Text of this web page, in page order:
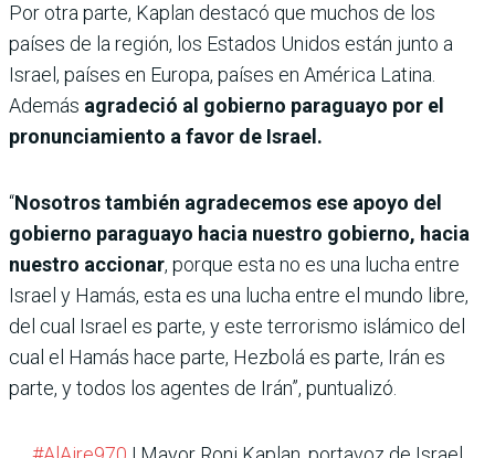
Por otra parte, Kaplan destacó que muchos de los
países de la región, los Estados Unidos están junto a
Israel, países en Europa, países en América Latina.
Además agradeció al gobierno paraguayo por el
pronunciamiento a favor de Israel.
“Nosotros también agradecemos ese apoyo del
gobierno paraguayo hacia nuestro gobierno, hacia
nuestro accionar, porque esta no es una lucha entre
Israel y Hamás, esta es una lucha entre el mundo libre,
del cual Israel es parte, y este terrorismo islámico del
cual el Hamás hace parte, Hezbolá es parte, Irán es
parte, y todos los agentes de Irán”, puntualizó.